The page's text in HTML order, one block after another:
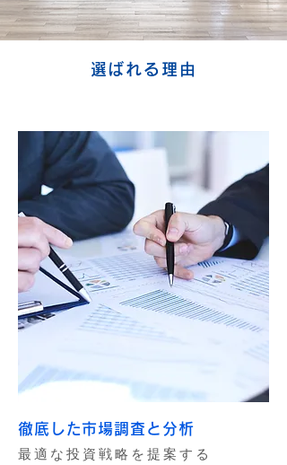
選ばれる理由
徹底した市場調査と分析
最適な投資戦略を提案する